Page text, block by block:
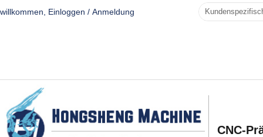
willkommen, Einloggen / Anmeldung
CNC-